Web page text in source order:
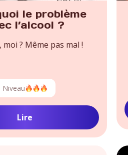
le problème
l’alcool ?
moi ? Même pas mal !
Niveau
Lire